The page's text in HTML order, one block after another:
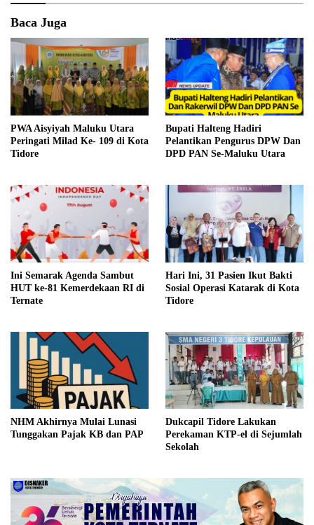
Baca Juga
PWA Aisyiyah Maluku Utara
Peringati Milad Ke- 109 di Kota
Tidore
Bupati Halteng Hadiri
Pelantikan Pengurus DPW Dan
DPD PAN Se-Maluku Utara
Ini Semarak Agenda Sambut
HUT ke-81 Kemerdekaan RI di
Ternate
Hari Ini, 31 Pasien Ikut Bakti
Sosial Operasi Katarak di Kota
Tidore
NHM Akhirnya Mulai Lunasi
Tunggakan Pajak KB dan PAP
Dukcapil Tidore Lakukan
Perekaman KTP-el di Sejumlah
Sekolah